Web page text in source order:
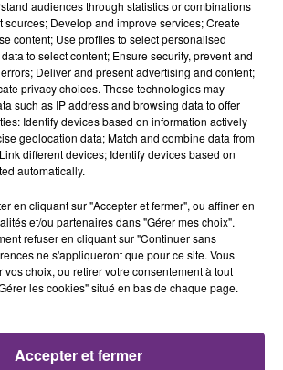
aventure humaine"
tenté le casting de Top Chef,
de l'émission qui a
Dauvissat en lui proposant de
des régions". Séduit par l'idée
département, le cuisinier accepte
se rend en région parisienne pour
spécialement pour l'occasion.
audiences through statistics or combinations
sources; Develop and improve services; Create
content; Use profiles to select personalised
to select content; Ensure security, prevent and
Deliver and present advertising and content;
privacy choices. These technologies may
such as IP address and browsing data to offer
Identify devices based on information actively
geolocation data; Match and combine data from
different devices; Identify devices based on
automatically.
en cliquant sur "Accepter et fermer", ou affiner en
et/ou partenaires dans "Gérer mes choix".
refuser en cliquant sur "Continuer sans
ne s'appliqueront que pour ce site. Vous
vos choix, ou retirer votre consentement à tout
les cookies" situé en bas de chaque page.
Accepter et fermer